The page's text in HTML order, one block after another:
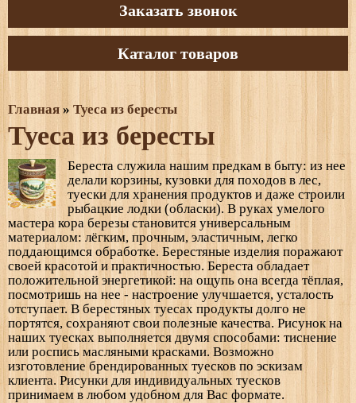
Заказать звонок
Каталог товаров
Главная » Туеса из бересты
Туеса из бересты
Береста служила нашим предкам в быту: из нее
делали корзины, кузовки для походов в лес,
туески для хранения продуктов и даже строили
рыбацкие лодки (обласки). В руках умелого
мастера кора березы становится универсальным
материалом: лёгким, прочным, эластичным, легко
поддающимся обработке. Берестяные изделия поражают
своей красотой и практичностью. Береста обладает
положительной энергетикой: на ощупь она всегда тёплая,
посмотришь на нее - настроение улучшается, усталость
отступает. В берестяных туесах продукты долго не
портятся, сохраняют свои полезные качества. Рисунок на
наших туесках выполняется двумя способами: тиснение
или роспись масляными красками. Возможно
изготовление брендированных туесков по эскизам
клиента. Рисунки для индивидуальных туесков
принимаем в любом удобном для Вас формате.